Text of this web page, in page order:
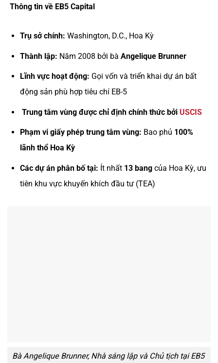
Thông tin về EB5 Capital
Trụ sở chính: Washington, D.C., Hoa Kỳ
Thành lập: Năm 2008 bởi bà Angelique Brunner
Lĩnh vực hoạt động: Gọi vốn và triển khai dự án bất
động sản phù hợp tiêu chí EB-5
Trung tâm vùng được chỉ định chính thức bởi USCIS
Phạm vi giấy phép trung tâm vùng: Bao phủ 100%
lãnh thổ Hoa Kỳ
Các dự án phân bố tại: Ít nhất 13 bangcủa Hoa Kỳ, ưu
tiên khu vực khuyến khích đầu tư (TEA)
Bà Angelique Brunner, Nhà sáng lập và Chủ tịch tại EB5